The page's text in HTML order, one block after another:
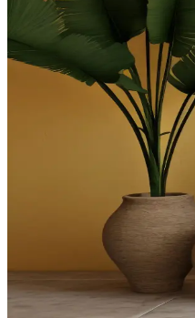
Tuvaletin Üstü İçin
Tuvaletin üst kısmı, depolama
Yatak Başındaki Çatı
Yatak başındaki çatı
Merdiven Üstündeki
Merdiven üstündeki geniş
Küçük Boşlukların
Küçük boşlukların
Ahşap Kirişli Evlerde